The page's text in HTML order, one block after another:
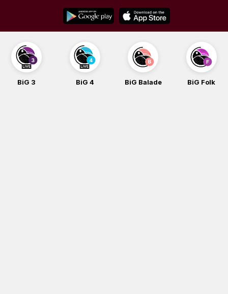
content
BiG 3 BiG 4 BiG Balade BiG Folk